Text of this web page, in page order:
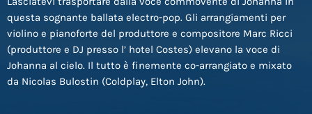
questa sognante ballata electro-pop. Gli arrangiamenti per
violino e pianoforte del produttore e compositore Marc Ricci
(produttore e DJ presso l’ hotel Costes) elevano la voce di
Johanna al cielo. Il tutto è finemente co-arrangiato e mixato
da Nicolas Bulostin (Coldplay, Elton John).